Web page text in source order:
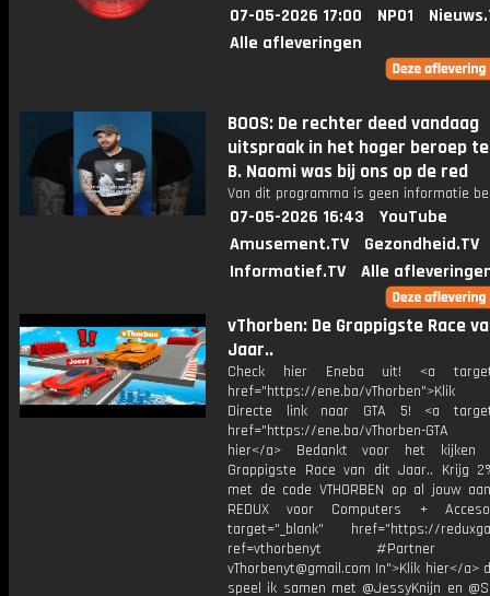
07-05-2026 17:00 NPO1
Alle afleveringen
BOOS: De rechter deed vandaag
uitspraak in het hoger beroep
B. Naomi was bij ons op de red
Van dit programma is geen informatie
07-05-2026 16:43
YouTube
Amusement.TV
Gezondheid.TV
Informatief.TV
Alle
vThorben: De Grappigste Race
Jaar..
Check hier Eneba uit! <a
href="https://ene.ba/
Directe link naar GTA 5! <a
href="https://ene.ba/vThorben-GTA
hier</a> Bedankt voor het kijken
Grappigste Race van dit Jaar.. Krijg
met de code VTHORBEN op al jouw
REDUX voor Computers +
target="_blank" href="https://
ref=vthorbenyt #Partner
vThorbenyt@gmail.com In">Klik hier</a>
speel ik samen met @JessyKnijn en